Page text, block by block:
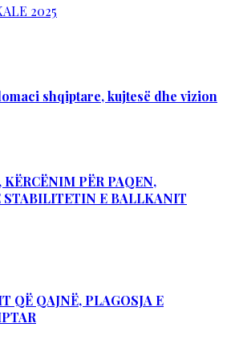
2025
shqiptare, kujtesë dhe vizion
KËRCËNIM PËR PAQEN,
STABILITETIN E BALLKANIT
QË QAJNË, PLAGOSJA E